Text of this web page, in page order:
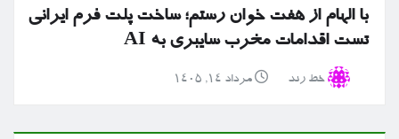
با الهام از هفت خوان رستم؛ ساخت پلت فرم ایرانی
تست اقدامات مخرب سایبری به AI
خط رند مرداد ۱۴, ۱۴۰۵